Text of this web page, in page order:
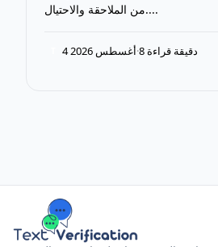
من الملاحقة والاحتيال....
4 أغسطس 2026· 8 دقيقة قراءة